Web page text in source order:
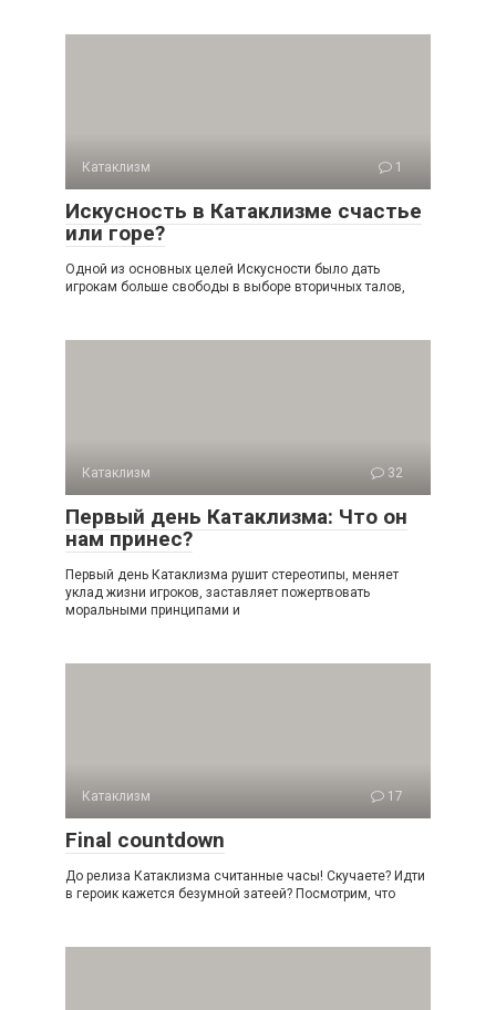
Катаклизм 1
Искусность в Катаклизме счастье
или горе?
Одной из основных целей Искусности было дать
игрокам больше свободы в выборе вторичных талов,
Катаклизм 32
Первый день Катаклизма: Что он
нам принес?
Первый день Катаклизма рушит стереотипы, меняет
уклад жизни игроков, заставляет пожертвовать
моральными принципами и
Катаклизм 17
Final countdown
До релиза Катаклизма считанные часы! Скучаете? Идти
в героик кажется безумной затеей? Посмотрим, что